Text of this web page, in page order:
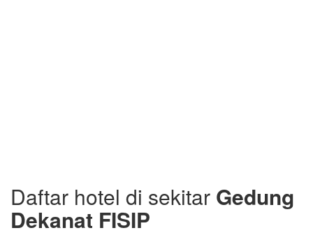
Daftar hotel di sekitar Gedung
Dekanat FISIP